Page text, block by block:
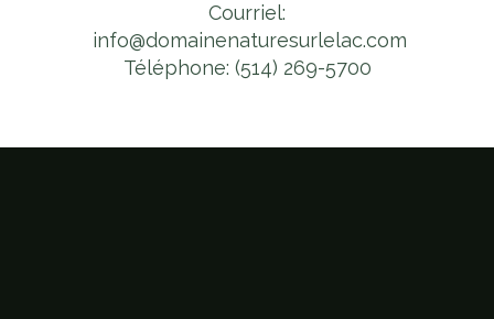
Courriel:
info@domainenaturesurlelac.com
Téléphone: (514) 269-5700